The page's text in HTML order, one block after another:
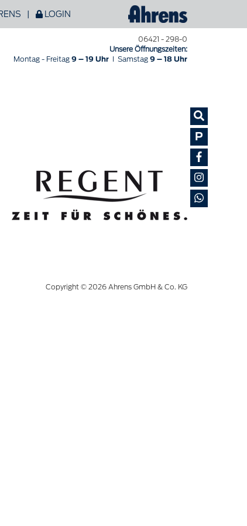
| LOGIN
P
06421 - 298-0
Unsere Öffnungszeiten:
Montag - Freitag 9 – 19 Uhr I Samstag 9 – 18 Uhr
Copyright © 2026 Ahrens GmbH & Co. KG